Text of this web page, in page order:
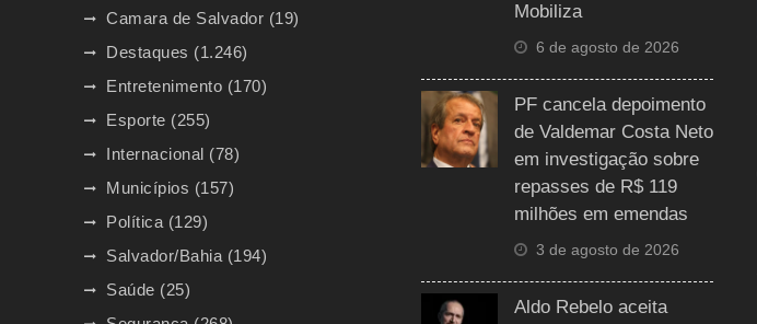
Camara de Salvador (19)
Destaques (1.246)
Entretenimento (170)
Esporte (255)
Internacional (78)
Municípios (157)
Política (129)
Salvador/Bahia (194)
Saúde (25)
Mobiliza
6 de agosto de 2026
PF cancela depoimento
de Valdemar Costa Neto
em investigação sobre
repasses de R$ 119
milhões em emendas
3 de agosto de 2026
Aldo Rebelo aceita